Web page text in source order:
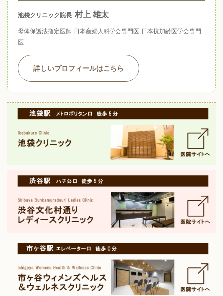
池袋クリニック院長 村上 雄太
母体保護法指定医師 日本産婦人科学会専門医 日本抗加齢医学会専門
医
詳しいプロフィールはこちら